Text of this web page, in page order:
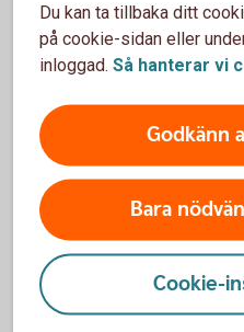
ekonomisk hållbarhet.
Sparbanken i Enköping
konkreta åtgärder
hållbarhet och hur du
hållbarhetsmålen.
Så här jobbar
Du kan ta tillbaka ditt
på cookie-sidan eller
inloggad. Så hanterar vi
Godkänn
Bara
Cookie-